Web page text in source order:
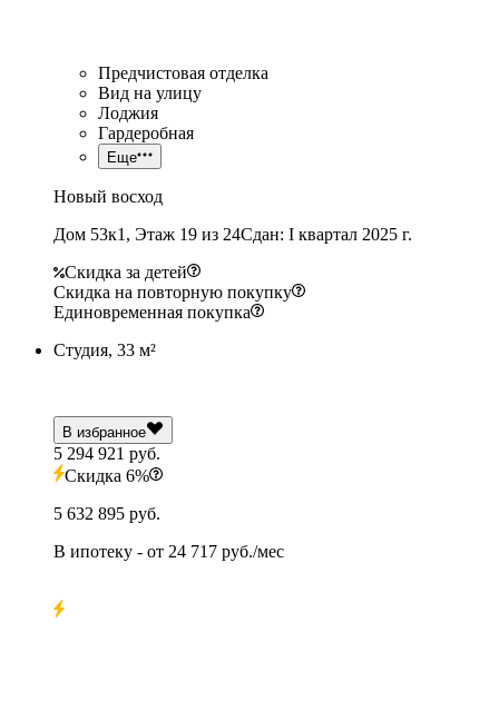
Предчистовая отделка
Вид на улицу
Лоджия
Гардеробная
Еще
Новый восход
Дом 53к1, Этаж 19 из 24Сдан: I квартал 2025 г.
Скидка за детей
Скидка на повторную покупку
Единовременная покупка
Студия, 33 м²
В избранное
5 294 921 руб.
Скидка 6%
5 632 895 руб.
В ипотеку - от 24 717 руб./мес